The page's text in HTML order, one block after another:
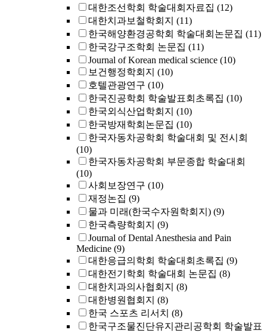
대한조선학회 학술대회자료집 (12)
대한치과보철학회지 (11)
한국해양환경공학회 학술대회논문집 (11)
한국강구조학회 논문집 (11)
Journal of Korean medical science (10)
보건행정학회지 (10)
호텔관광연구 (10)
한국진공학회 학술발표회초록집 (10)
한국외식산업학회지 (10)
한국방재학회논문집 (10)
한국자동차공학회 학술대회 및 전시회
(10)
한국자동차공학회 부문종합 학술대회
(10)
사회보장연구 (10)
재정논집 (9)
물과 미래(한국수자원학회지) (9)
한국측량학회지 (9)
Journal of Dental Anesthesia and Pain
Medicine (9)
대한응급의학회 학술대회초록집 (9)
대한전기학회 학술대회 논문집 (8)
대한치과의사협회지 (8)
대한병원협회지 (8)
한국 스포츠 리서치 (8)
한국구조물진단유지관리공학회 학술발표